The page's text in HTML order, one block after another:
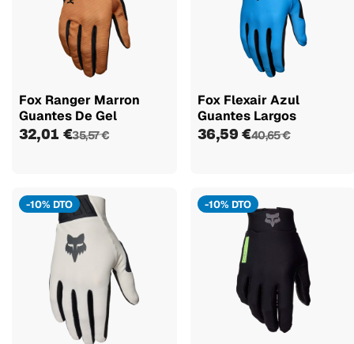
Fox Ranger Marron
Guantes De Gel
32,01 €35,57 €
Fox Flexair Azul
Guantes Largos
36,59 €40,65 €
-10% DTO -10% DTO